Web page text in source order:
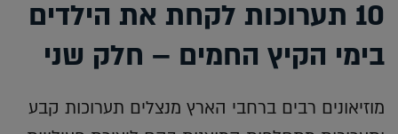
10 תערוכות לקחת את הילדים
בימי הקיץ החמים – חלק שני
מוזיאונים רבים ברחבי הארץ מנצלים תערוכות קבע